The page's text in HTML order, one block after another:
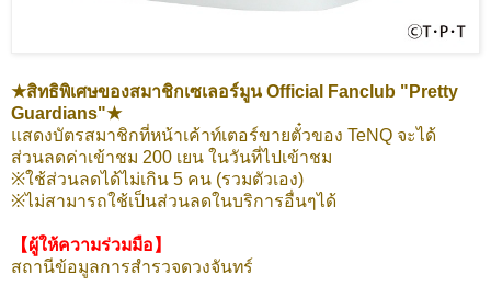
★สิทธิพิเศษของสมาชิกเซเลอร์มูน Official Fanclub "Pretty
Guardians"★
แสดงบัตรสมาชิกที่หน้าเค้าท์เตอร์ขายตั๋วของ TeNQ จะได้
ส่วนลดค่าเข้าชม 200 เยน ในวันที่ไปเข้าชม
※ใช้ส่วนลดได้ไม่เกิน 5 คน (รวมตัวเอง)
※ไม่สามารถใช้เป็นส่วนลดในบริการอื่นๆได้
【ผู้ให้ความร่วมมือ】
สถานีข้อมูลการสำรวจดวงจันทร์